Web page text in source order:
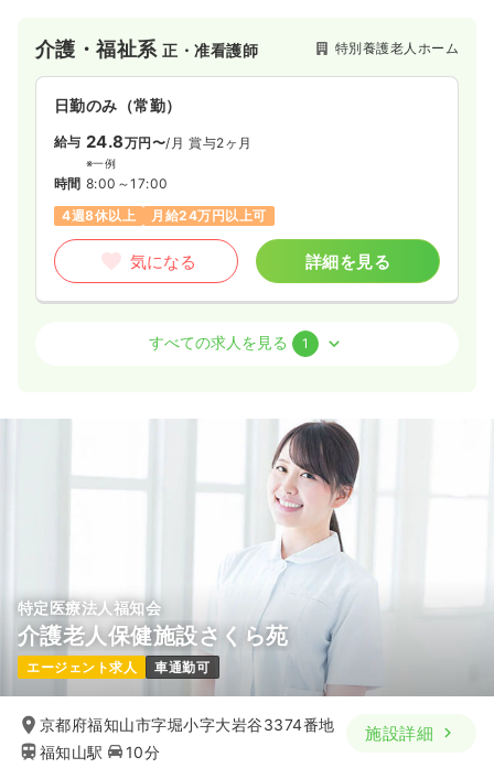
介護・福祉系正・准看護師 特別養護老人ホーム
日勤のみ（常勤）
給与 24.8万円〜/月 賞与2ヶ月
※一例
時間 8:00～17:00
4週8休以上
月給24万円以上可
気になる 詳細を見る
介護・福祉系正・准看護師 デイケア・デイサービス
賞与2.1ヶ月
詳細を見る
すべての求人を見る 1
特定医療法人福知会
介護老人保健施設さくら苑
エージェント求人 車通勤可
京都府福知山市字堀小字大岩谷3374番地
福知山駅
10分
施設詳細